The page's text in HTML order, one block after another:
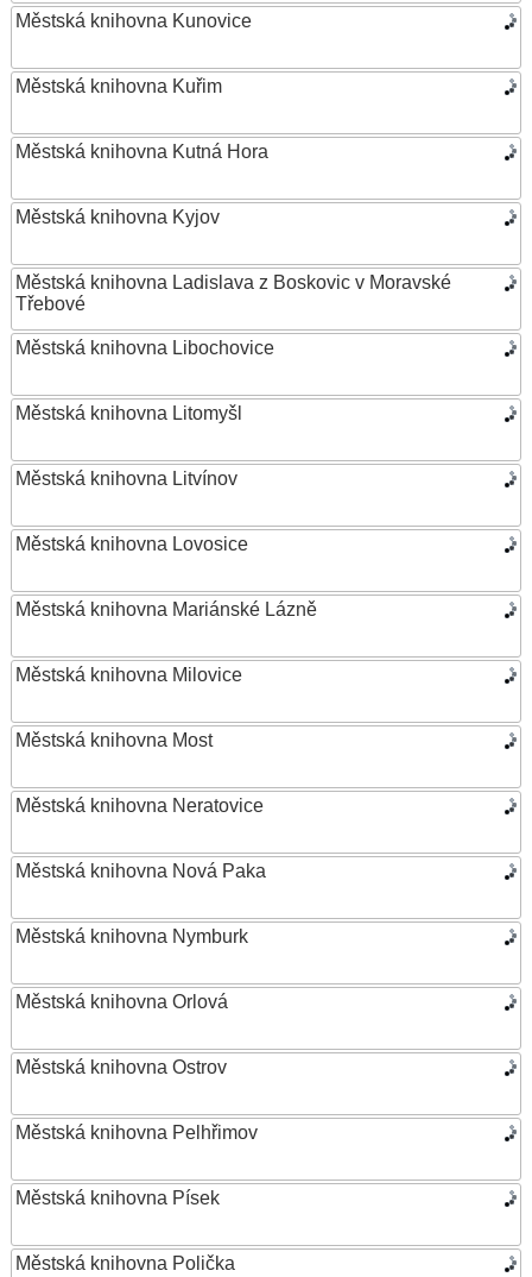
Městská knihovna Kunovice
Městská knihovna Kuřim
Městská knihovna Kutná Hora
Městská knihovna Kyjov
Městská knihovna Ladislava z Boskovic v Moravské
Třebové
Městská knihovna Libochovice
Městská knihovna Litomyšl
Městská knihovna Litvínov
Městská knihovna Lovosice
Městská knihovna Mariánské Lázně
Městská knihovna Milovice
Městská knihovna Most
Městská knihovna Neratovice
Městská knihovna Nová Paka
Městská knihovna Nymburk
Městská knihovna Orlová
Městská knihovna Ostrov
Městská knihovna Pelhřimov
Městská knihovna Písek
Městská knihovna Polička